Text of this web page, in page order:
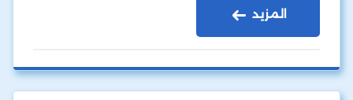
المزيد